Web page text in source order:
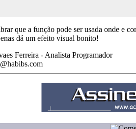
que a função pode ser usada onde e
dá um efeito visual bonito!
Ferreira - Analista Programador